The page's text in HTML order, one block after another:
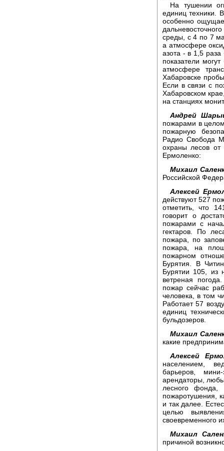
На тушении
единиц техники.
особенно
среды, с 4 по 7
а атмосфере
азота - в 1,5
показатели
атмосфере
Хабаровске
Если в связи с
Хабаровском
на станциях
Андрей
пожарами в
пожарную
Радио Свобода
охраны лесов от
Ермоленко:
Михаил
Российской
Алексей
действуют 527
отметить, что
говорит о
пожарами с
гектаров. По
пожара, по
пожара, на
пожарном
Бурятия. В
Бурятии 105, из
ветреная
пожар сейчас
человека, в том
Работает 57
единиц
бульдозеров.
Михаил
какие
Алексей
населением,
барьеров,
арендаторы,
лесного фонда,
пожаротушения,
и так далее.
целью
своевременного
Михаил
причиной